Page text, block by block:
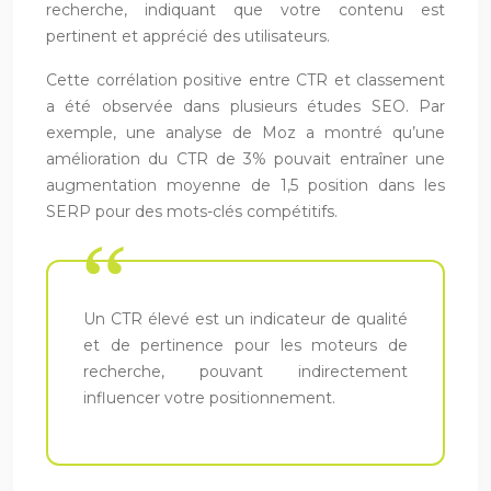
recherche, indiquant que votre contenu est
pertinent et apprécié des utilisateurs.
Cette corrélation positive entre CTR et classement
a été observée dans plusieurs études SEO. Par
exemple, une analyse de Moz a montré qu’une
amélioration du CTR de 3% pouvait entraîner une
augmentation moyenne de 1,5 position dans les
SERP pour des mots-clés compétitifs.
Un CTR élevé est un indicateur de qualité
et de pertinence pour les moteurs de
recherche, pouvant indirectement
influencer votre positionnement.